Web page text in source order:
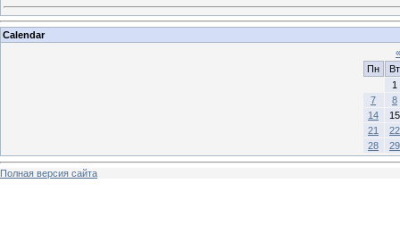
Calendar
«
Пн
Вт
1
7
8
14
15
21
22
28
29
Полная версия сайта